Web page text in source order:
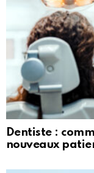
Dentiste :
nouveaux